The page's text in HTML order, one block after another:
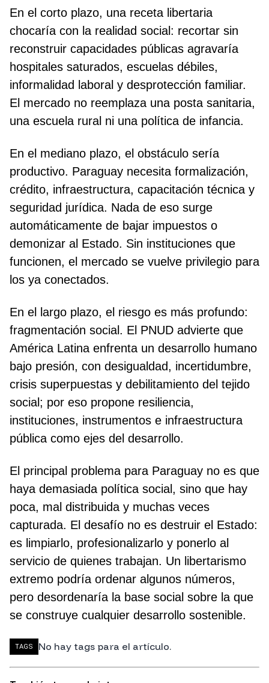
En el corto plazo, una receta libertaria
chocaría con la realidad social: recortar sin
reconstruir capacidades públicas agravaría
hospitales saturados, escuelas débiles,
informalidad laboral y desprotección familiar.
El mercado no reemplaza una posta sanitaria,
una escuela rural ni una política de infancia.
En el mediano plazo, el obstáculo sería
productivo. Paraguay necesita formalización,
crédito, infraestructura, capacitación técnica y
seguridad jurídica. Nada de eso surge
automáticamente de bajar impuestos o
demonizar al Estado. Sin instituciones que
funcionen, el mercado se vuelve privilegio para
los ya conectados.
En el largo plazo, el riesgo es más profundo:
fragmentación social. El PNUD advierte que
América Latina enfrenta un desarrollo humano
bajo presión, con desigualdad, incertidumbre,
crisis superpuestas y debilitamiento del tejido
social; por eso propone resiliencia,
instituciones, instrumentos e infraestructura
pública como ejes del desarrollo.
El principal problema para Paraguay no es que
haya demasiada política social, sino que hay
poca, mal distribuida y muchas veces
capturada. El desafío no es destruir el Estado:
es limpiarlo, profesionalizarlo y ponerlo al
servicio de quienes trabajan. Un libertarismo
extremo podría ordenar algunos números,
pero desordenaría la base social sobre la que
se construye cualquier desarrollo sostenible.
TAGS No hay tags para el artículo.